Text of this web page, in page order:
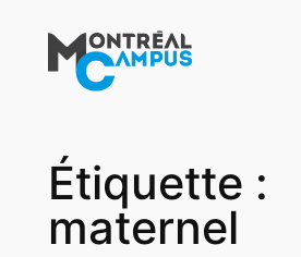
contenu
Étiquette :
maternel